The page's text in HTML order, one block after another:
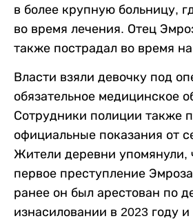
в более крупную больницу,
во время лечения. Отец
также пострадал во время
Власти взяли девочку под
обязательное медицинское
Сотрудники полиции также
официальные показания от
Жители деревни упомянули,
первое преступление
ранее он был арестован по
изнасиловании в 2023 году